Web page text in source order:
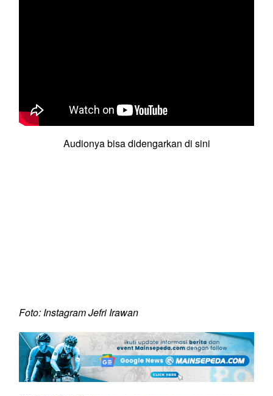
Audionya bisa didengarkan di sini
Foto: Instagram Jefri Irawan